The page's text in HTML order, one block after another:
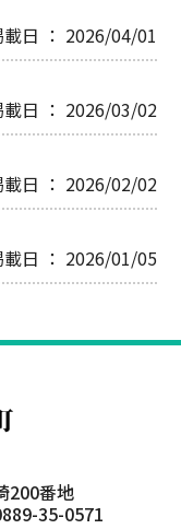
日 ： 2026/04/01
載日 ： 2026/03/02
載日 ： 2026/02/02
載日 ： 2026/01/05
200番地
35-0571